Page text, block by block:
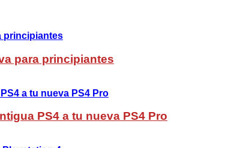
para principiantes
PS4 a tu nueva PS4 Pro